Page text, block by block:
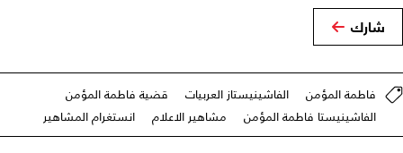
شارك
فاطمة المؤمن الفاشينيستاز العربيات
قضية فاطمة المؤمن
الفاشينيستا فاطمة المؤمن
مشاهير الاعلام انستغرام المشاهير